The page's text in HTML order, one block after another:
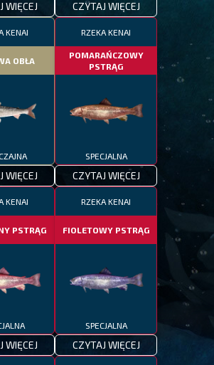
WIĘCEJ CZYTAJ WIĘCEJ
KENAI
OBŁA
WIĘCEJ
RZEKA KENAI
POMARAŃCZOWY
PSTRĄG
SPECJALNA
CZYTAJ WIĘCEJ
KENAI
PSTRĄG
WIĘCEJ
RZEKA KENAI
FIOLETOWY PSTRĄG
SPECJALNA
CZYTAJ WIĘCEJ